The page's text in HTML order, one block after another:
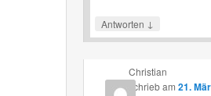
Antworten ↓
Christian
schriebam 21.